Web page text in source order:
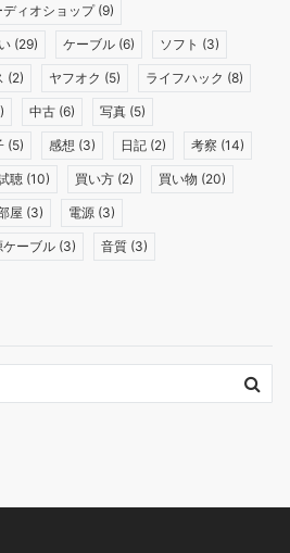
ディオショップ(9)
(29) ケーブル (6) ソフト (3)
(2) ヤフオク (5) ライフハック (8)
中古 (6) 写真 (5)
(5) 感想 (3) 日記 (2) 考察 (14)
聴 (10) 買い方 (2) 買い物 (20)
屋 (3) 電源 (3)
ケーブル (3) 音質 (3)